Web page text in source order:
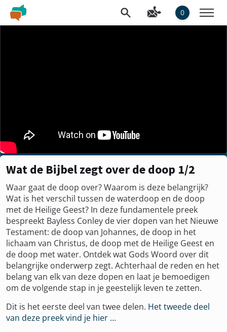
0
Wat de Bijbel zegt over de doop 1/2
Waar gaat de doop over? Waarom is deze belangrijk?
Wat is het verschil tussen de waterdoop en de doop
met de Heilige Geest? In deze fundamentele preek
bespreekt Bayless Conley de vier dopen van het Nieuwe
Testament: de doop van Johannes, de doop in het
lichaam van Christus, de doop met de Heilige Geest en
de doop met water. Ontdek wat Gods Woord over dit
belangrijke onderwerp zegt. Achterhaal de reden en het
belang van elk van deze dopen en laat je bemoedigen
om de volgende stap in je geestelijk leven te zetten.
Dit is het eerste deel van twee delen. Het tweede deel
van deze preek vind je hier …